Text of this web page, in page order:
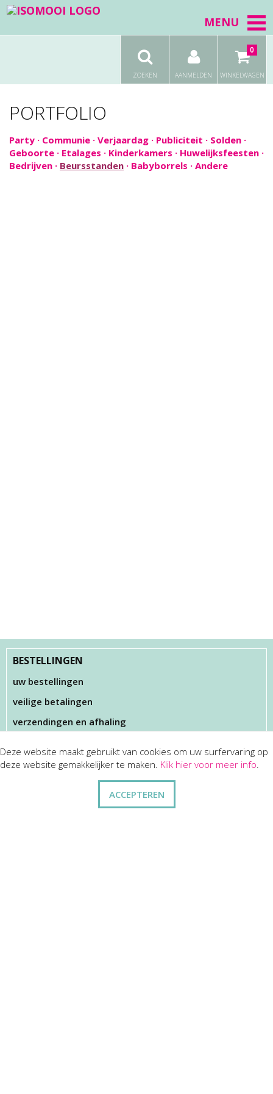
MENU
ZOEKEN AANMELDEN WINKELWAGEN
0
PORTFOLIO
Party · Communie · Verjaardag · Publiciteit · Solden ·
Geboorte · Etalages · Kinderkamers · Huwelijksfeesten ·
Bedrijven · Beursstanden · Babyborrels · Andere
BESTELLINGEN
uw bestellingen
veilige betalingen
verzendingen en afhaling
KLANTENSERVICES
Deze website maakt gebruikt van cookies om uw surfervaring op
deze website gemakkelijker te maken. Klik hier voor meer info.
ACCEPTEREN